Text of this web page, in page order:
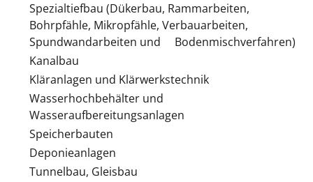
Spezialtiefbau (Dükerbau, Rammarbeiten,
Bohrpfähle, Mikropfähle, Verbauarbeiten,
Spundwandarbeiten und Bodenmischverfahren)
Kanalbau
Kläranlagen und Klärwerkstechnik
Wasserhochbehälter und
Wasseraufbereitungsanlagen
Speicherbauten
Deponieanlagen
Tunnelbau, Gleisbau